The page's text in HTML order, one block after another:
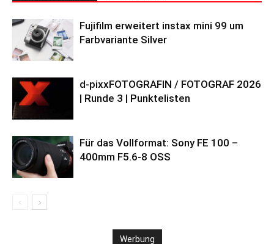
Fujifilm erweitert instax mini 99 um
Farbvariante Silver
d-pixxFOTOGRAFIN / FOTOGRAF 2026
| Runde 3 | Punktelisten
Für das Vollformat: Sony FE 100 –
400mm F5.6-8 OSS
Werbung